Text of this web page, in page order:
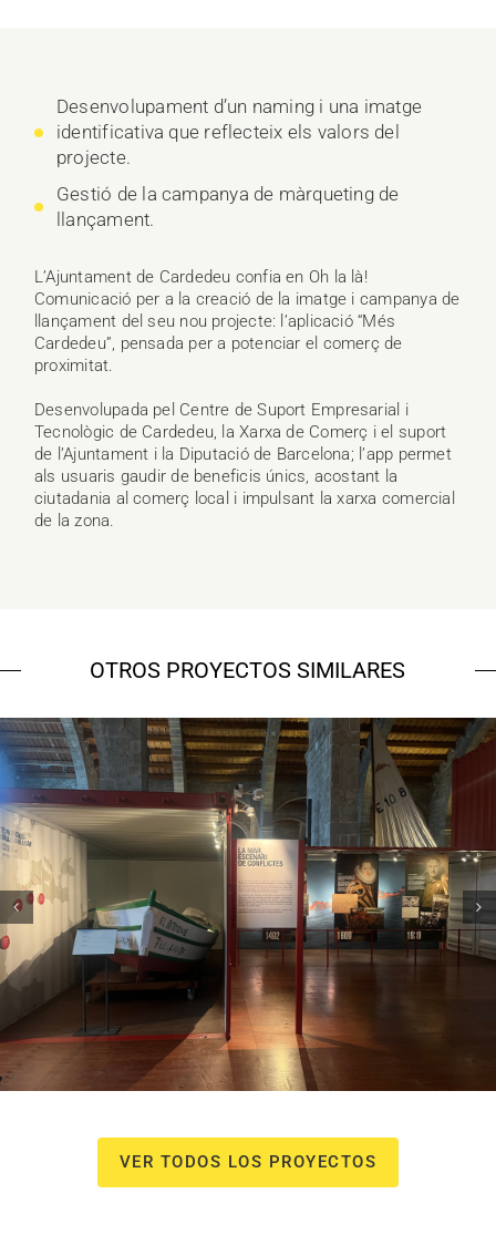
Desenvolupament d’un naming i una imatge
identificativa que reflecteix els valors del
projecte.
Gestió de la campanya de màrqueting de
llançament.
L’Ajuntament de Cardedeu confia en Oh la là!
Comunicació per a la creació de la imatge i campanya de
llançament del seu nou projecte: l’aplicació “Més
Cardedeu”, pensada per a potenciar el comerç de
proximitat.
Desenvolupada pel Centre de Suport Empresarial i
Tecnològic de Cardedeu, la Xarxa de Comerç i el suport
de l’Ajuntament i la Diputació de Barcelona; l’app permet
als usuaris gaudir de beneficis únics, acostant la
ciutadania al comerç local i impulsant la xarxa comercial
de la zona.
OTROS PROYECTOS SIMILARES
Museu Marítim – 7 vaixells, 7
històries
Campanyes culturals
Estratègia de comunicació
i PR
VER TODOS LOS PROYECTOS